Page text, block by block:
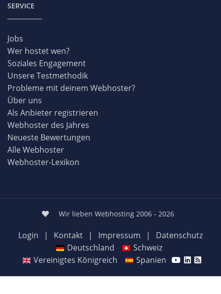
SERVICE
Jobs
Wer hostet wen?
Soziales Engagement
Unsere Testmethodik
Probleme mit deinem Webhoster?
Über uns
Als Anbieter registrieren
Webhoster des Jahres
Neueste Bewertungen
Alle Webhoster
Webhoster-Lexikon
Wir lieben Webhosting 2006 - 2026
Login | Kontakt | Impressum |
Datenschutz
Deutschland
Schweiz
Vereinigtes Königreich
Spanien